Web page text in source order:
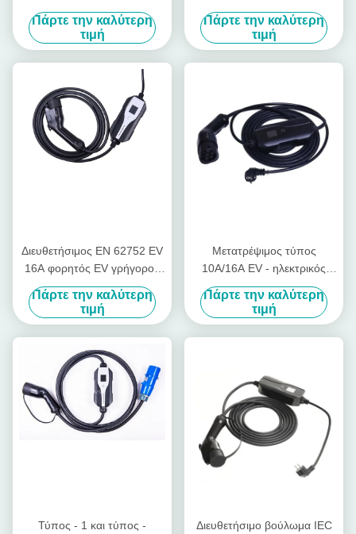
EV 5 μέτρα καλωδίων
Πάρτε την καλύτερη
τιμή
φορτιστής φορτιστών 30kw
380V CCS γρήγορος
Πάρτε την καλύτερη
τιμή
Διευθετήσιμος EN 62752 EV
16A φορητός EV γρήγορος
φορτιστής φορτιστών
Πάρτε την καλύτερη
τιμή
Μετατρέψιμος τύπος
10A/16A EV - ηλεκτρικός
φορτιστής αυτοκινήτων
οχημάτων 2 φορτιστών
EVSE
Πάρτε την καλύτερη
τιμή
Τύπος - 1 και τύπος -
Διευθετήσιμο βούλωμα IEC